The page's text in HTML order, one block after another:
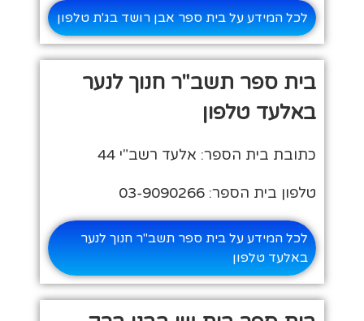
לכל המידע על בית ספר אבן רושד בג'ת טלפון
בית ספר תשב"ר חנוך לנער
באלעד טלפון
כתובת בית הספר: אלעד רשב"י 44
טלפון בית הספר: 03-9090266
לכל המידע על בית ספר תשב"ר חנוך לנער
באלעד טלפון